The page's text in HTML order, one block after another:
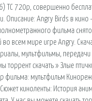
TC 720p, совершенно
Описание: Angry Birds в кино
фильма
во всем мире игре Angry.
мультфильмы, передачи
торрент скачать » Злые
фильма: мультфильм
киноленты: История